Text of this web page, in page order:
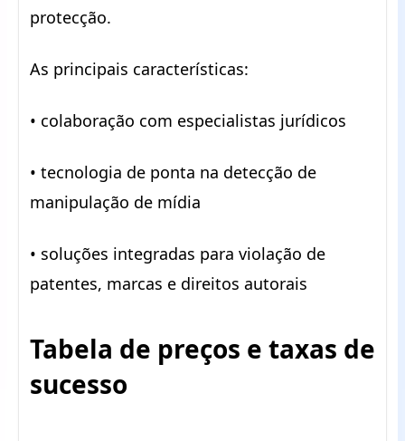
protecção.
As principais características:
• colaboração com especialistas jurídicos
• tecnologia de ponta na detecção de
manipulação de mídia
• soluções integradas para violação de
patentes, marcas e direitos autorais
Tabela de preços e taxas de
sucesso